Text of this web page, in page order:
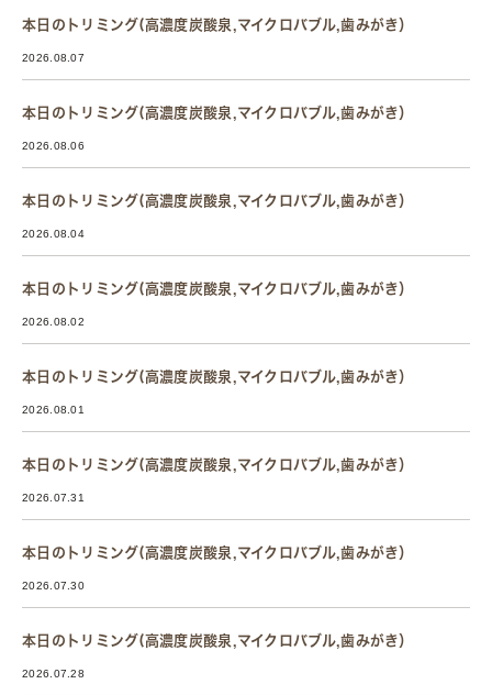
本日のトリミング(高濃度炭酸泉,マイクロバブル,歯みがき）
2026.08.07
本日のトリミング(高濃度炭酸泉,マイクロバブル,歯みがき）
2026.08.06
本日のトリミング(高濃度炭酸泉,マイクロバブル,歯みがき）
2026.08.04
本日のトリミング(高濃度炭酸泉,マイクロバブル,歯みがき）
2026.08.02
本日のトリミング(高濃度炭酸泉,マイクロバブル,歯みがき）
2026.08.01
本日のトリミング(高濃度炭酸泉,マイクロバブル,歯みがき）
2026.07.31
本日のトリミング(高濃度炭酸泉,マイクロバブル,歯みがき）
2026.07.30
本日のトリミング(高濃度炭酸泉,マイクロバブル,歯みがき）
2026.07.28